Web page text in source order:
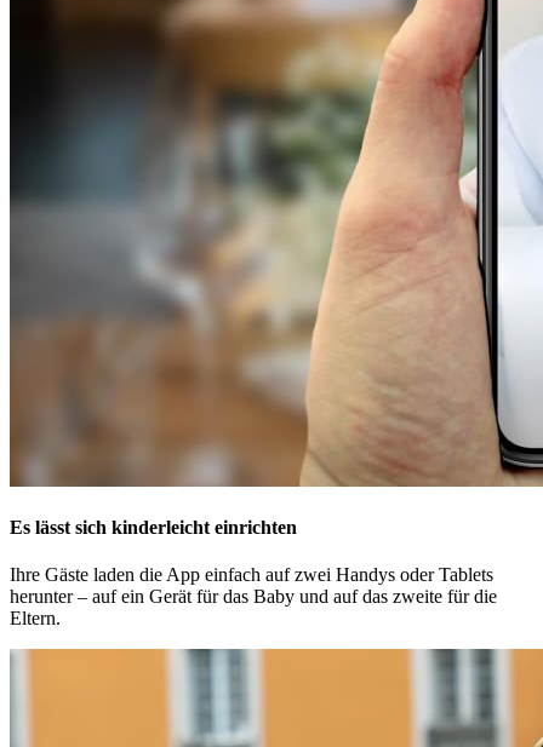
Es lässt sich kinderleicht einrichten
Ihre Gäste laden die App einfach auf zwei Handys oder Tablets
herunter – auf ein Gerät für das Baby und auf das zweite für die
Eltern.